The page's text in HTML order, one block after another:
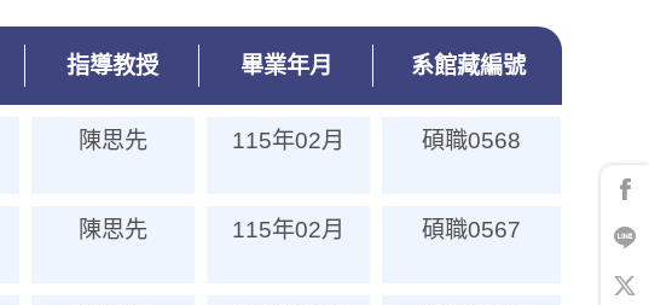
指導教授 畢業年月 系館藏編號
陳思先 115年02月 碩職0568
陳思先 115年02月 碩職0567